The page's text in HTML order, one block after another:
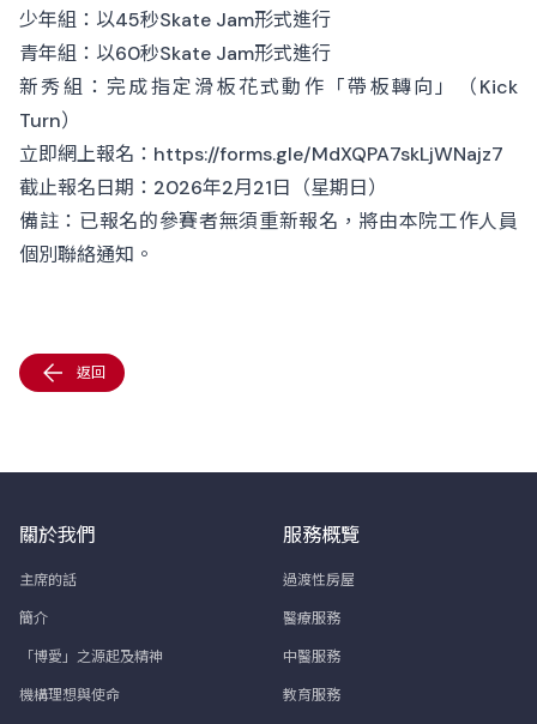
少年組：以45秒Skate Jam形式進行
青年組：以60秒Skate Jam形式進行
新秀組：完成指定滑板花式動作「帶板轉向」（Kick
Turn）
立即網上報名： https://forms.gle/MdXQPA7skLjWNajz7
截止報名日期：2026年2月21日（星期日）
備註：已報名的參賽者無須重新報名，將由本院工作人員
個別聯絡通知。
返回
關於我們
主席的話
簡介
「博愛」之源起及精神
機構理想與使命
服務概覽
過渡性房屋
醫療服務
中醫服務
教育服務